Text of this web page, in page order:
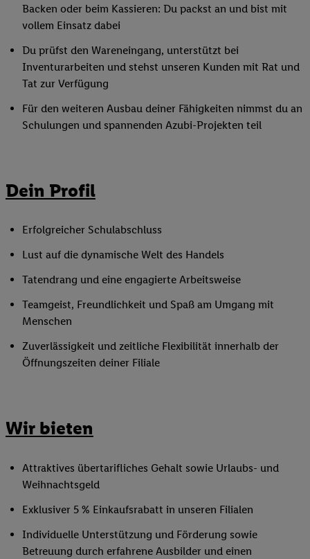
Backen oder beim Kassieren: Du packst an und bist mit
vollem Einsatz dabei
Du prüfst den Wareneingang, unterstützt bei
Inventurarbeiten und stehst unseren Kunden mit Rat und
Tat zur Verfügung
Für den weiteren Ausbau deiner Fähigkeiten nimmst du an
Schulungen und spannenden Azubi-Projekten teil
Dein Profil
Erfolgreicher Schulabschluss
Lust auf die dynamische Welt des Handels
Tatendrang und eine engagierte Arbeitsweise
Teamgeist, Freundlichkeit und Spaß am Umgang mit
Menschen
Zuverlässigkeit und zeitliche Flexibilität innerhalb der
Öffnungszeiten deiner Filiale
Wir bieten
Attraktives übertarifliches Gehalt sowie Urlaubs- und
Weihnachtsgeld
Exklusiver 5 % Einkaufsrabatt in unseren Filialen
Individuelle Unterstützung und Förderung sowie
Betreuung durch erfahrene Ausbilder und einen